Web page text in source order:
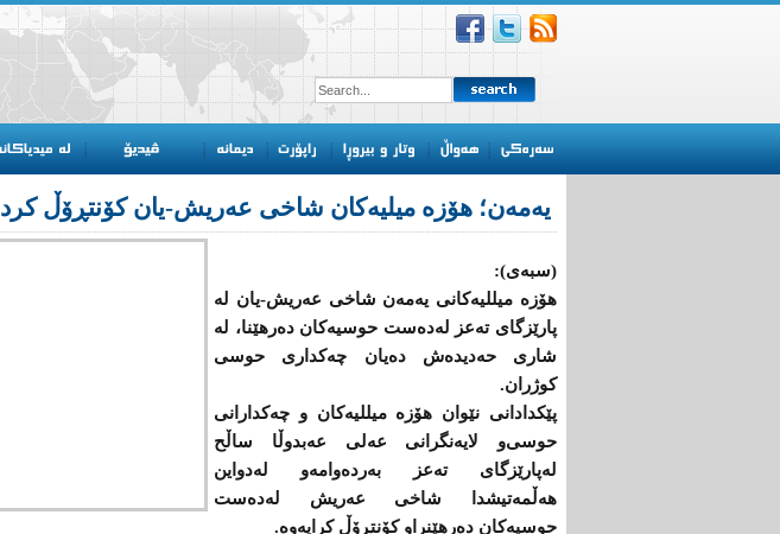
یەمەن؛ هۆزە میلیەكان شاخی عەریش-یان كۆنتڕۆڵ كرد
(سبەی):
هۆزە میللیەكانی یەمەن شاخی عەریش-یان لە
پارێزگای تەعز لەدەست حوسیەكان دەرهێنا، لە
شاری حەدیدەش دەیان چەكداری حوسی
كوژران.
پێكدادانی نێوان هۆزە میللیەكان ‌و چەكدارانی
حوسی‌و لایەنگرانی عەلی عەبدوڵا ساڵح
لەپارێزگای تەعز بەردەوامە‌و لەدواین
هەڵمەتیشدا شاخی عەریش لەدەست
حوسیەكان دەرهێنرا‌و كۆنتڕۆڵ كرایەوە.